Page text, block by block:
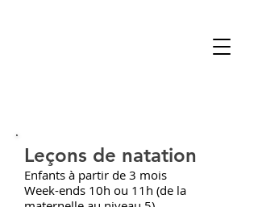
Leçons de natation
Enfants à partir de 3 mois
Week-ends 10h ou 11h (de la